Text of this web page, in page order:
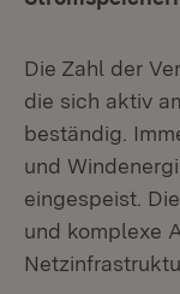
Die Zahl der
die sich aktiv
beständig.
und
eingespeist.
und komplexe